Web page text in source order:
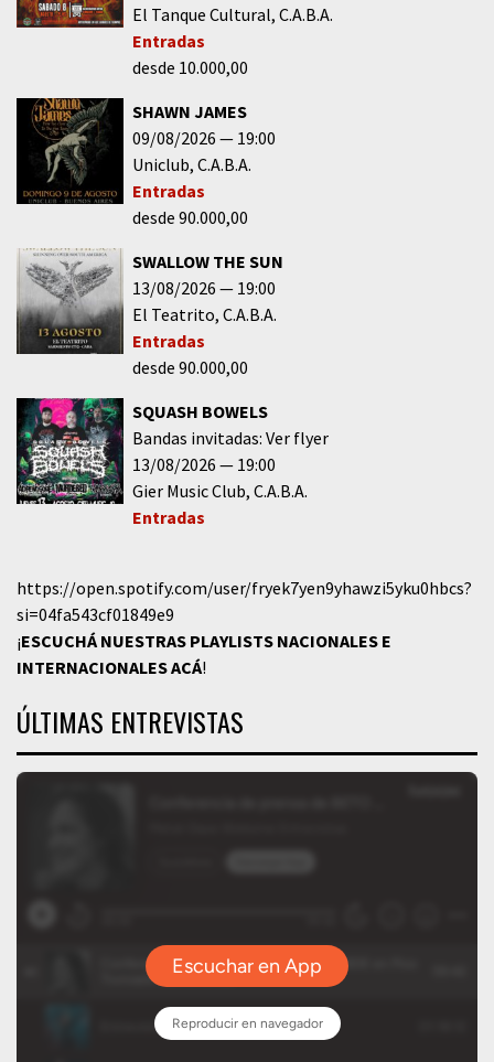
El Tanque Cultural C.A.B.A.
Entradas
desde 10.000,00
SHAWN JAMES
09/08/2026
19:00
Uniclub C.A.B.A.
Entradas
desde 90.000,00
SWALLOW THE SUN
13/08/2026
19:00
El Teatrito C.A.B.A.
Entradas
desde 90.000,00
SQUASH BOWELS
Bandas invitadas: Ver flyer
13/08/2026
19:00
Gier Music Club C.A.B.A.
Entradas
https://open.spotify.com/user/fryek7yen9yhawzi5yku0hbcs?
si=04fa543cf01849e9
¡ESCUCHÁ NUESTRAS PLAYLISTS NACIONALES E
INTERNACIONALESACÁ!
ÚLTIMAS ENTREVISTAS